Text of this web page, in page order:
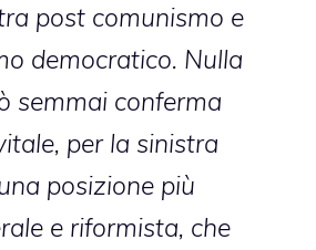
post comunismo e
democratico. Nulla
semmai conferma
per la sinistra
posizione più
e riformista, che